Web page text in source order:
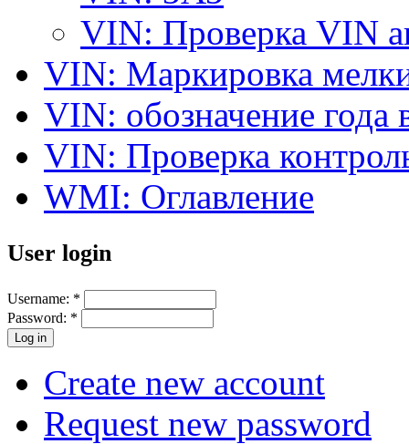
VIN: Проверка VIN
VIN: Маркировка
VIN: обозначение года
VIN: Проверка
WMI: Оглавление
User login
Username: *
Password: *
Create new account
Request new password